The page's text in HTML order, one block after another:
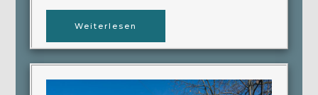
Weiterlesen